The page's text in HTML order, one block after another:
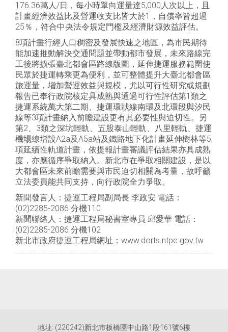
176.36萬人/日，每小時單向運量達5,000人次以上，且
計畫經濟效益比及營運收支比皆大於1，自償率皆超過
25％，符合中央法令規定門檻及經濟財源效益評估。
8項計畫行經人口稠密及發展快速之地區，為市民期待
能加速推動解決交通問題並帶動都市發展，未來路線完
工後將擴張臺北都會區路線版圖，延伸捷運服務範圍使
民眾於捷運轉乘更為便利，並可整體提升大臺北都會區
旅運量，增加營運效益與規模，尤以可行性研究或規劃
報告已奉行政院核定具成熟與通過可行性評估第1類之
捷運系統萬大第二期、捷運環狀線南環及北環段與汐民
線等3項計畫納入前瞻建設更有其必要性與迫切性。另
第2、3類之深坑輕軌、五股泰山輕軌、八里輕軌、捷運
機場線增設A2a及A5a站及鐵路地下化計畫延伸樹林等5
項延續性軌道計畫，依提報計畫審議評估結果亦具成熟
度，亦應循序爭取納入。新北市在爭取相關建設，是以
大都會區未來前瞻需要與市民迫切相關為考量，故呼籲
立法委員能共同支持，向行政院全力爭取。
新聞發言人：捷運工程局副局長 李政安 電話：
(02)2285-2086 分機110
新聞聯絡人：捷運工程局秘書室專員 邱愛華 電話：
(02)2285-2086 分機102
新北市政府捷運工程局網址：www.dorts.ntpc.gov.tw
地址: (220242)新北市板橋區中山路1段161號6樓